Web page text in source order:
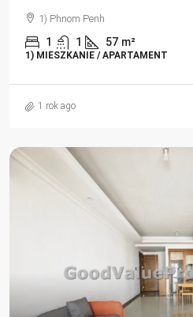
1) Phnom Penh
1 1 57 m²
1) MIESZKANIE / APARTAMENT
1 rok ago